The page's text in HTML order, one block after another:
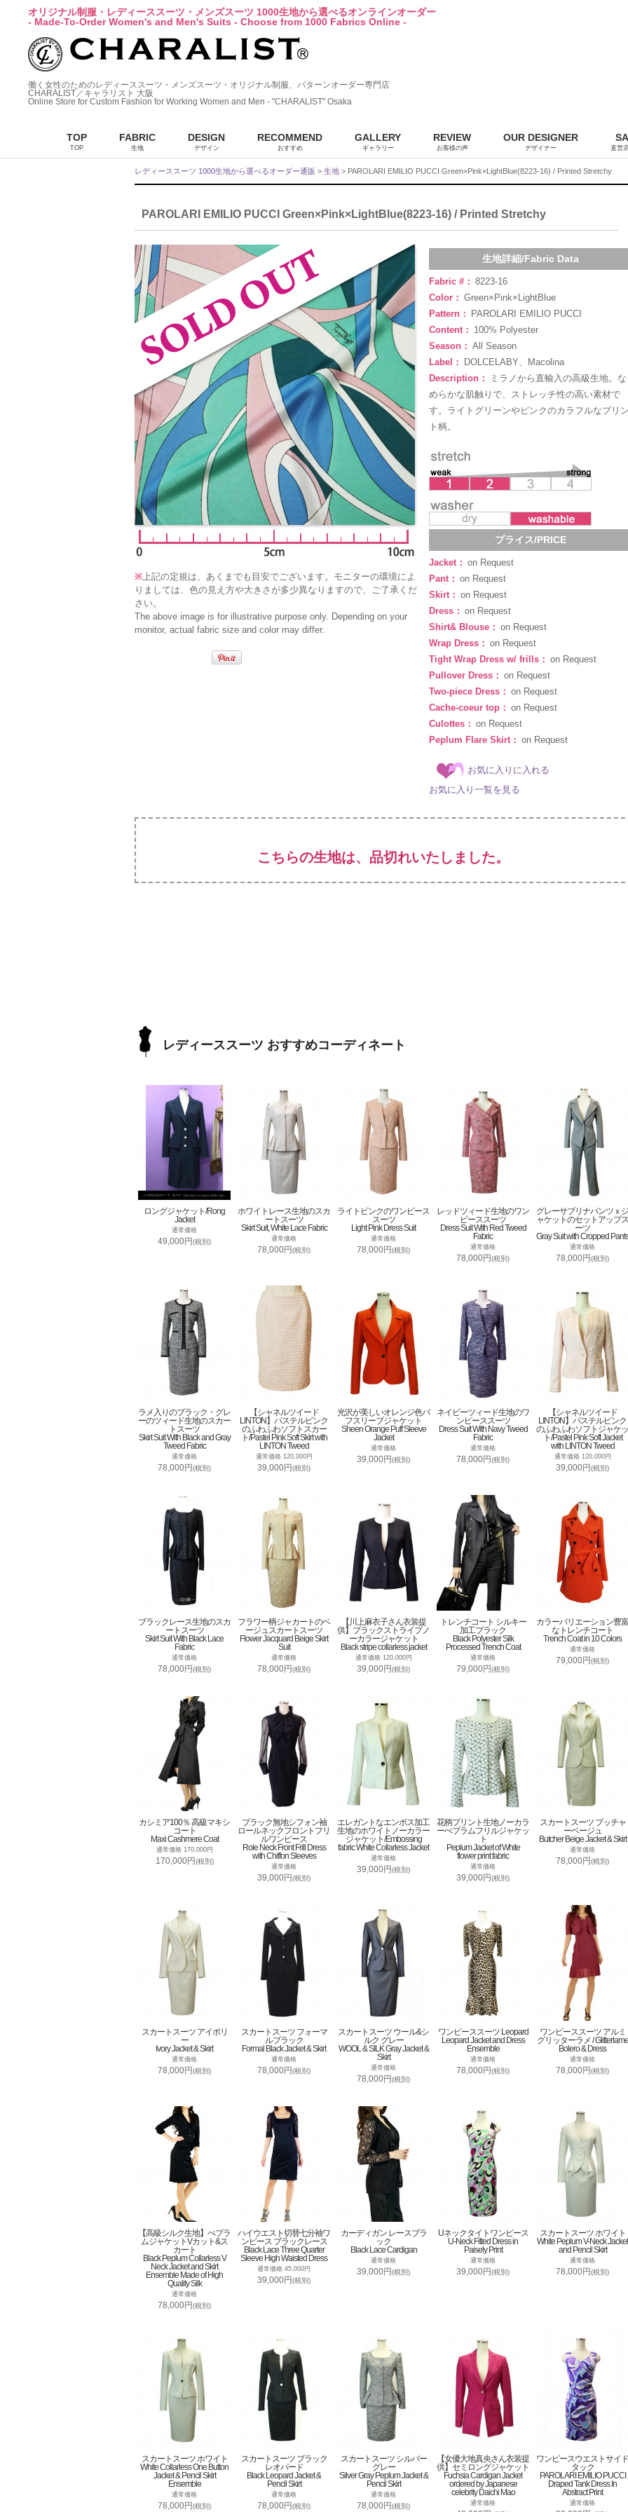
オリジナル制服・レディーススーツ・メンズスーツ 1000生地から選べるオンラインオーダー
- Made-To-Order Women's and Men's Suits - Choose from 1000 Fabrics Online -
働く女性のためのレディーススーツ・メンズスーツ・オリジナル制服、パターンオーダー専門店
CHARALIST／キャラリスト 大阪
Online Store for Custom Fashion for Working Women and Men - "CHARALIST" Osaka
TOP
TOP
FABRIC
生地
DESIGN
デザイン
RECOMMEND
おすすめ
GALLERY
ギャラリー
REVIEW
お客様の声
OUR DESIGNER
デザイナー 直営
レディーススーツ 1000生地から選べるオーダー通販 > 生地 > PAROLARI EMILIO PUCCI Green×Pink×LightBlue(8223-16) / Printed Stretchy
PAROLARI EMILIO PUCCI Green×Pink×LightBlue(8223-16) / Printed Stretchy
※上記の定規は、あくまでも目安でございます。モニターの環境によ
りましては、色の見え方や大きさが多少異なりますので、ご了承くだ
さい。
The above image is for illustrative purpose only. Depending on your
monitor, actual fabric size and color may differ.
生地詳細/Fabric Data
Fabric #： 8223-16
Color： Green×Pink×LightBlue
Pattern：
PAROLARI EMILIO PUCCI
Content： 100% Polyester
Season： All Season
Label：
DOLCELABY、Macolina
Description：
ミラノから直輸入の高級生地。な
めらかな肌触りで、ストレッチ性の高い素材で
す。ライトグリーンやピンクのカラフルなプリ
ト柄。
プライス/PRICE
Jacket： on Request
Pant： on Request
Skirt： on Request
Dress： on Request
Shirt& Blouse： on Request
Wrap Dress： on Request
Tight Wrap Dress w/ frills： on Request
Pullover Dress： on Request
Two-piece Dress： on Request
Cache-coeur top： on Request
Culottes： on Request
Peplum Flare Skirt： on Request
お気に入りに入れる
お気に入り一覧を見る
こちらの生地は、品切れいたしました。
レディーススーツ おすすめコーディネート
ロングジャケット/Rong
Jacket
通常価格
49,000円(税別)
ホワイトレース生地のスカ
ートスーツ
Skirt Suit, White Lace Fabric
通常価格
78,000円(税別)
ライトピンクのワンピース
スーツ
Light Pink Dress Suit
通常価格
78,000円(税別)
レッドツィード生地のワン
ピーススーツ
Dress Suit With Red Tweed
Fabric
通常価格
78,000円(税別)
グレーサブリナパンツｘジ
ャケットのセットアップス
ーツ
Gray Suit with Cropped Pants
通常価格
78,000円(税別)
ラメ入りのブラック・グレ
ーのツィード生地のスカー
トスーツ
Skirt Suit With Black and Gray
Tweed Fabric
通常価格
78,000円(税別)
【シャネルツイード
LINTON】パステルピンク
のふわふわソフトスカー
ト/Pastel Pink Soft Skirt with
LINTON Tweed
通常価格 120,000円
39,000円(税別)
光沢が美しいオレンジ色パ
フスリーブジャケット
Sheen Orange Puff Sleeve
Jacket
通常価格
39,000円(税別)
ネイビーツィード生地のワ
ンピーススーツ
Dress Suit With Navy Tweed
Fabric
通常価格
78,000円(税別)
【シャネルツイード
LINTON】パステルピンク
のふわふわソフトジャケッ
ト/Pastel Pink Soft Jacket
with LINTON Tweed
通常価格 120,000円
39,000円(税別)
ブラックレース生地のスカ
ートスーツ
Skirt Suit With Black Lace
Fabric
通常価格
78,000円(税別)
フラワー柄ジャカートのベ
ージュスカートスーツ
Flower Jacquard Beige Skirt
Suit
通常価格
78,000円(税別)
【川上麻衣子さん衣装提
供】ブラックストライプノ
ーカラージャケット
Black stripe collarless jacket
通常価格 120,000円
39,000円(税別)
トレンチコート シルキー
加工ブラック
Black Polyester Silk
Processed Trench Coat
通常価格
79,000円(税別)
カラーバリエーション豊富
なトレンチコート
Trench Coat in 10 Colors
通常価格
79,000円(税別)
カシミア100％ 高級マキシ
コート
Maxi Cashmere Coat
通常価格 170,000円
170,000円(税別)
ブラック無地シフォン袖
ロールネックフロントフリ
ルワンピース
Role Neck Front Frill Dress
with Chiffon Sleeves
通常価格
39,000円(税別)
エレガントなエンボス加工
生地のホワイトノーカラー
ジャケット/Embossing
fabric White Collarless Jacket
通常価格
39,000円(税別)
花柄プリント生地ノーカラ
ーぺプラムフリルジャケッ
ト
Peplum Jacket of White
flower print fabric
通常価格
39,000円(税別)
スカートスーツ ブッチャ
ーベージュ
Butcher Beige Jacket & Skirt
通常価格
78,000円(税別)
スカートスーツ アイボリ
ー
Ivory Jacket & Skirt
通常価格
78,000円(税別)
スカートスーツ フォーマ
ルブラック
Formal Black Jacket & Skirt
通常価格
78,000円(税別)
スカートスーツ ウール&シ
ルク グレー
WOOL & SILK Gray Jacket &
Skirt
通常価格
78,000円(税別)
ワンピーススーツ Leopard
Leopard Jacket and Dress
Ensemble
通常価格
78,000円(税別)
ワンピーススーツ アルミ
グリッターラメ / Glitterlame
Bolero & Dress
通常価格
78,000円(税別)
【高級シルク生地】ぺプラ
ムジャケットVカット&ス
カート
Black Peplum Collarless V
Neck Jacket and Skirt
Ensemble Made of High
Quality Silk
通常価格
78,000円(税別)
ハイウエスト切替七分袖ワ
ンピース ブラックレース
Black Lace Three Quarter
Sleeve High Waisted Dress
通常価格 45,000円
39,000円(税別)
カーディガン レースブラ
ック
Black Lace Cardigan
通常価格
39,000円(税別)
Uネックタイトワンピース
U-Neck Fitted Dress in
Paisely Print
通常価格
39,000円(税別)
スカートスーツ ホワイト
White Peplum V-Neck Jacket
and Pencil Skirt
通常価格
78,000円(税別)
スカートスーツ ホワイト
White Collarless One Button
Jacket & Pencil Skirt
Ensemble
通常価格
78,000円(税別)
スカートスーツ ブラック
レオパード
Black Leopard Jacket &
Pencil Skirt
通常価格
78,000円(税別)
スカートスーツ シルバー
グレー
Silver Gray Peplum Jacket &
Pencil Skirt
通常価格
78,000円(税別)
【女優大地真央さん衣装提
供】セミロングジャケット
Fuchsia Cardigan Jacket
ordered by Japanese
celebrity Daichi Mao
通常価格
ワンピースウエストサイド
タック
PAROLARI EMILIO PUCCI
Draped Tank Dress In
Abstract Print
通常価格